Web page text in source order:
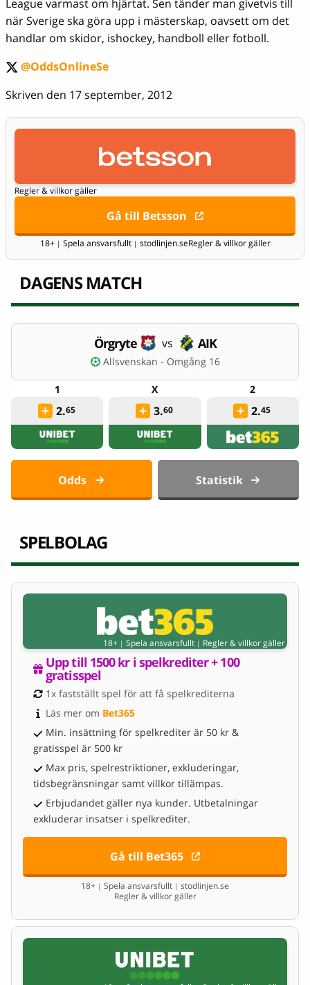
League varmast om hjärtat. Sen tänder man givetvis till
när Sverige ska göra upp i mästerskap, oavsett om det
handlar om skidor, ishockey, handboll eller fotboll.
twitter
@OddsOnlineSe
Skriven den 17 september, 2012
Regler & villkor gäller
Gå till Betsson
18+ | Spela ansvarsfullt | stodlinjen.seRegler & villkor gäller
DAGENS MATCH
Örgryte vs AIK
Allsvenskan - Omgång 16
2.65 3.60 2.45
Odds Statistik
SPELBOLAG
18+ | Spela ansvarsfullt | Regler & villkor gäller
Upp till 1500 kr i spelkrediter + 100
gratisspel
1x fastställt spel för att få spelkrediterna
Läs mer om Bet365
Min. insättning för spelkrediter är 50 kr &
gratisspel är 500 kr
Max pris, spelrestriktioner, exkluderingar,
tidsbegränsningar samt villkor tillämpas.
Erbjudandet gäller nya kunder. Utbetalningar
exkluderar insatser i spelkrediter.
Gå till Bet365
18+ | Spela ansvarsfullt | stodlinjen.se
Regler & villkor gäller